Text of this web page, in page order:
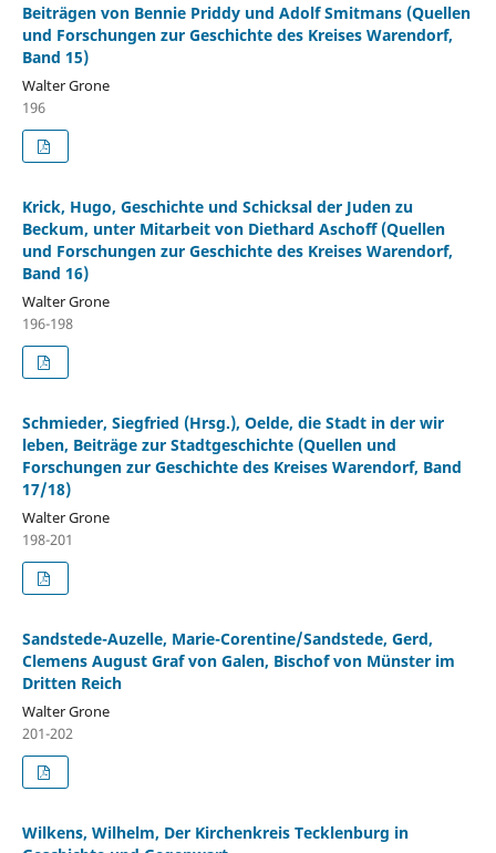
Beiträgen von Bennie Priddy und Adolf Smitmans (Quellen
und Forschungen zur Geschichte des Kreises Warendorf,
Band 15)
Walter Grone
196
Krick, Hugo, Geschichte und Schicksal der Juden zu
Beckum, unter Mitarbeit von Diethard Aschoff (Quellen
und Forschungen zur Geschichte des Kreises Warendorf,
Band 16)
Walter Grone
196-198
Schmieder, Siegfried (Hrsg.), Oelde, die Stadt in der wir
leben, Beiträge zur Stadtgeschichte (Quellen und
Forschungen zur Geschichte des Kreises Warendorf, Band
17/18)
Walter Grone
198-201
Sandstede-Auzelle, Marie-Corentine/Sandstede, Gerd,
Clemens August Graf von Galen, Bischof von Münster im
Dritten Reich
Walter Grone
201-202
Wilkens, Wilhelm, Der Kirchenkreis Tecklenburg in